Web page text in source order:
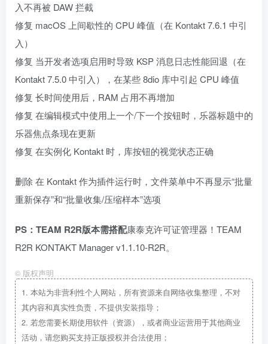
入不再被 DAW 拦截
修复 macOS 上间歇性的 CPU 峰值（在 Kontakt 7.6.1 中引
入）
修复 当开发者选项启用时导致 KSP 消息日志性能回退（在
Kontakt 7.5.0 中引入），在某些 8dio 库中引起 CPU 峰值
修复 长时间使用后，RAM 占用不再增加
修复 在编辑模式中使用上一个/下一个按钮时，乐器标题中的
乐器焦点条现在更新
修复 在实例化 Kontakt 时，库按钮的视觉状态正确
删除 在 Kontakt 作为插件运行时，文件菜单中不再显示“批量
重新保存”和“批量收集/压缩样本”选项
PS：TEAM R2R版本需搭配康泰克许可证管理器！TEAM
R2R KONTAKT Manager v1.1.10-R2R。
© 版权声明
1. 本站为非营利性个人网站，所有资源来自网络收集整理，不对
其内容和真实性负责，不提供安装指导；
2. 若您需要长期使用软件（资源），或者商业运营用于其他商业
活动，请您购买支持正版授权并合法使用；